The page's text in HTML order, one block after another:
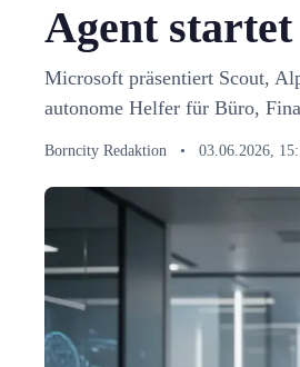
Agent startet
Microsoft präsentiert Scout,
autonome Helfer für Büro,
Borncity Redaktion • 03.06.2026,